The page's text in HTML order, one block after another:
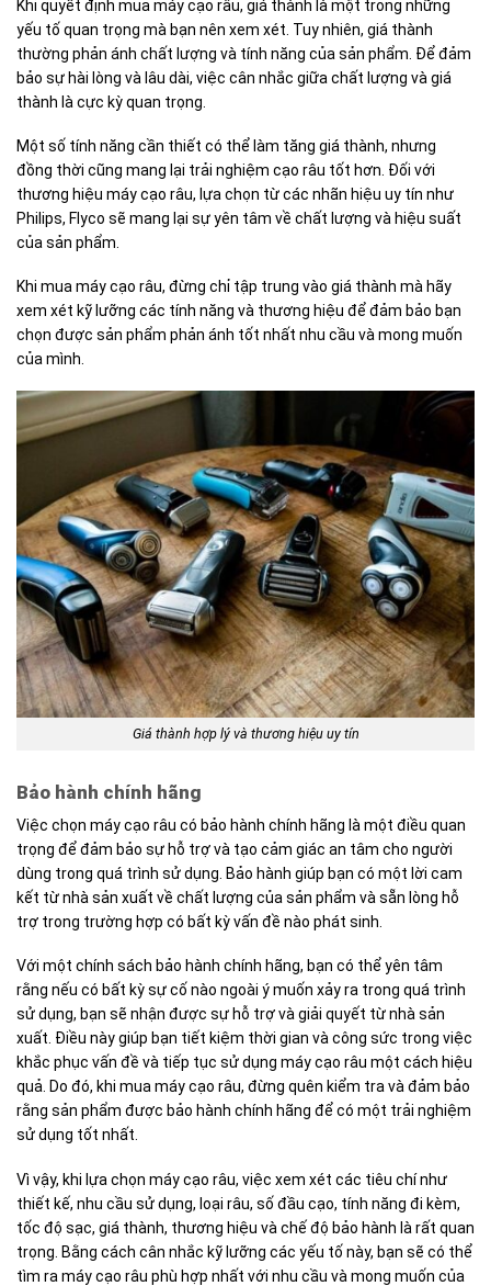
Khi quyết định mua máy cạo râu, giá thành là một trong những
yếu tố quan trọng mà bạn nên xem xét. Tuy nhiên, giá thành
thường phản ánh chất lượng và tính năng của sản phẩm. Để đảm
bảo sự hài lòng và lâu dài, việc cân nhắc giữa chất lượng và giá
thành là cực kỳ quan trọng.
Một số tính năng cần thiết có thể làm tăng giá thành, nhưng
đồng thời cũng mang lại trải nghiệm cạo râu tốt hơn. Đối với
thương hiệu máy cạo râu, lựa chọn từ các nhãn hiệu uy tín như
Philips, Flyco sẽ mang lại sự yên tâm về chất lượng và hiệu suất
của sản phẩm.
Khi mua máy cạo râu, đừng chỉ tập trung vào giá thành mà hãy
xem xét kỹ lưỡng các tính năng và thương hiệu để đảm bảo bạn
chọn được sản phẩm phản ánh tốt nhất nhu cầu và mong muốn
của mình.
Giá thành hợp lý và thương hiệu uy tín
Bảo hành chính hãng
Việc chọn máy cạo râu có bảo hành chính hãng là một điều quan
trọng để đảm bảo sự hỗ trợ và tạo cảm giác an tâm cho người
dùng trong quá trình sử dụng. Bảo hành giúp bạn có một lời cam
kết từ nhà sản xuất về chất lượng của sản phẩm và sẵn lòng hỗ
trợ trong trường hợp có bất kỳ vấn đề nào phát sinh.
Với một chính sách bảo hành chính hãng, bạn có thể yên tâm
rằng nếu có bất kỳ sự cố nào ngoài ý muốn xảy ra trong quá trình
sử dụng, bạn sẽ nhận được sự hỗ trợ và giải quyết từ nhà sản
xuất. Điều này giúp bạn tiết kiệm thời gian và công sức trong việc
khắc phục vấn đề và tiếp tục sử dụng máy cạo râu một cách hiệu
quả. Do đó, khi mua máy cạo râu, đừng quên kiểm tra và đảm bảo
rằng sản phẩm được bảo hành chính hãng để có một trải nghiệm
sử dụng tốt nhất.
Vì vậy, khi lựa chọn máy cạo râu, việc xem xét các tiêu chí như
thiết kế, nhu cầu sử dụng, loại râu, số đầu cạo, tính năng đi kèm,
tốc độ sạc, giá thành, thương hiệu và chế độ bảo hành là rất quan
trọng. Bằng cách cân nhắc kỹ lưỡng các yếu tố này, bạn sẽ có thể
tìm ra máy cạo râu phù hợp nhất với nhu cầu và mong muốn của